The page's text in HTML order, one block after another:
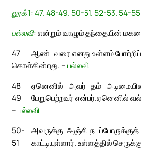
லூக் 1: 47. 48-49. 50-51. 52-53. 54-55
பல்லவி:என்றும் வாழும் தந்தையின்
47
ஆண்டவரை எனது உள்ளம் போற்றிப்
கொள்கின்றது. –பல்லவி
48
ஏனெனில் அவர் தம்
பேறுபெற்றவர் என்பர்.
49
ஏனெனில்
–பல்லவி
50-
51
அவருக்கு அஞ்சி
காட்டியுள்ளார். உள்ளத்தில்